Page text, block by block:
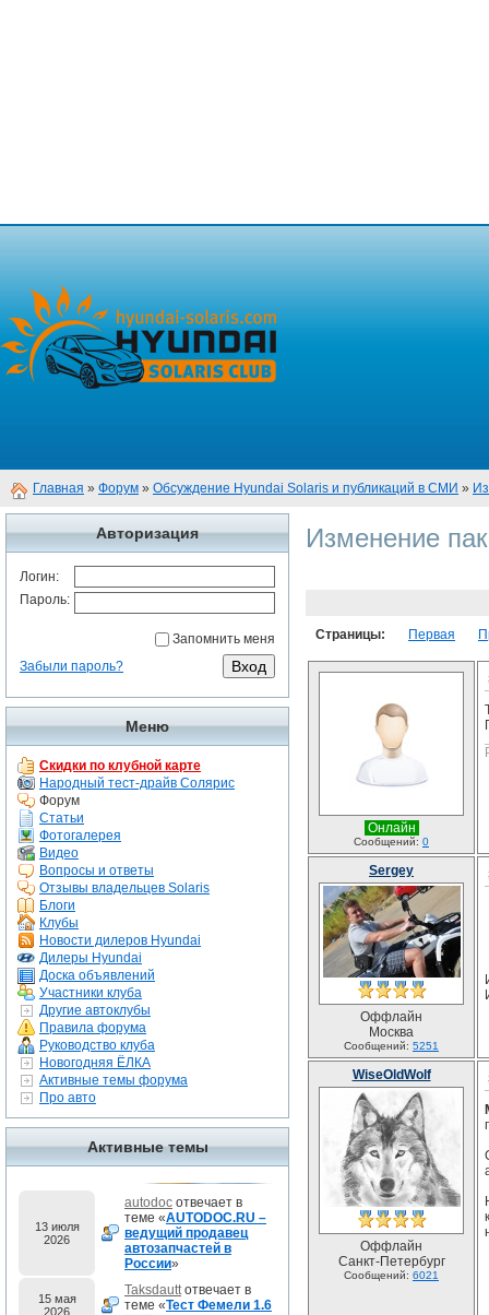
Главная » Форум » Обсуждение Hyundai Solaris и публикаций в СМИ »
Авторизация
Логин:
Пароль:
Запомнить меня
Забыли пароль?
Меню
Скидки по клубной карте
Народный тест-драйв Солярис
Форум
Статьи
Фотогалерея
Видео
Вопросы и ответы
Отзывы владельцев Solaris
Блоги
Клубы
Новости дилеров Hyundai
Дилеры Hyundai
Доска объявлений
Участники клуба
Другие автоклубы
Правила форума
Руководство клуба
Новогодняя ЁЛКА
Активные темы форума
Про авто
Активные темы
13 июля
2026
autodoc отвечает в
теме «AUTODOC.RU –
ведущий продавец
автозапчастей в
России»
15 мая
2026
Taksdauttотвечает в
теме «Тест Фемели 1.6
Изменение
Страницы: Первая
Онлайн
Сообщений: 0
Sergey
Оффлайн
Москва
Сообщений: 5251
WiseOldWolf
Оффлайн
Санкт-Петербург
Сообщений: 6021